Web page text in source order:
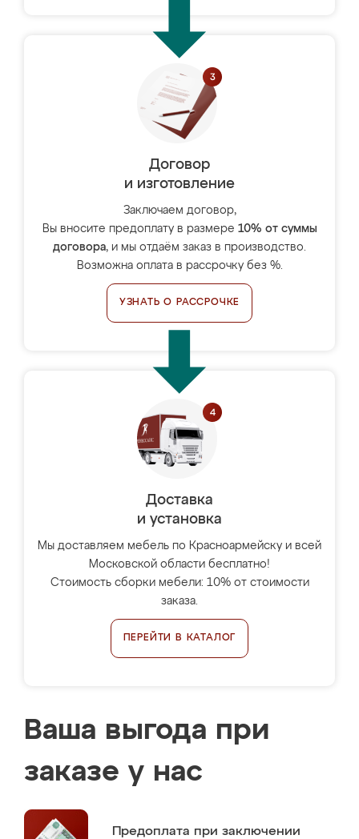
Договор
и изготовление
Заключаем договор,
Вы вносите предоплату в размере 10% от суммы
договора, и мы отдаём заказ в производство.
Возможна оплата в рассрочку без %.
УЗНАТЬ О РАССРОЧКЕ
Доставка
и установка
Мы доставляем мебель по Красноармейску и всей
Московской области бесплатно!
Стоимость сборки мебели: 10% от стоимости
заказа.
ПЕРЕЙТИ В КАТАЛОГ
Ваша выгода при
заказе у нас
Предоплата при заключении